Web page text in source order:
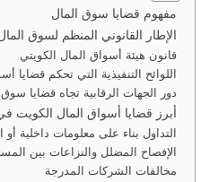
مفهوم قضايا سوق المال
الإطار القانوني المنظم لسوق
قانون هيئة أسواق المال الكويتي
اللوائح التنفيذية التي تحكم قضايا
دور الجهات الرقابية تجاه قضايا
أبرز قضايا أسواق المال الكويت
التداول بناء على معلومات داخلية أو
الإفصاح المضلل والنزاعات بين
مخالفات الشركات المدرجة